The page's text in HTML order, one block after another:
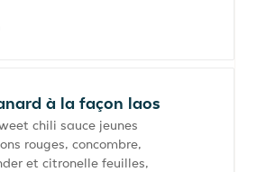
à la façon laos
chili sauce jeunes
rouges, concombre,
et citronelle feuilles,